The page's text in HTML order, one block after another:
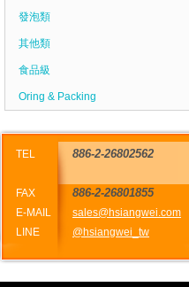
發泡類
其他類
食品級
Oring & Packing
TEL 886-2-26802562
FAX 886-2-26801855
E-MAIL
sales@hsiangwei.com
LINE
@hsiangwei_tw